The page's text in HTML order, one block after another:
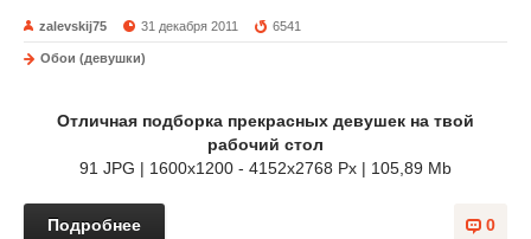
zalevskij75 31 декабря 2011 6541
Обои (девушки)
Отличная подборка прекрасных девушек на твой
рабочий стол
91 JPG | 1600х1200 - 4152х2768 Px | 105,89 Mb
0
Подробнее